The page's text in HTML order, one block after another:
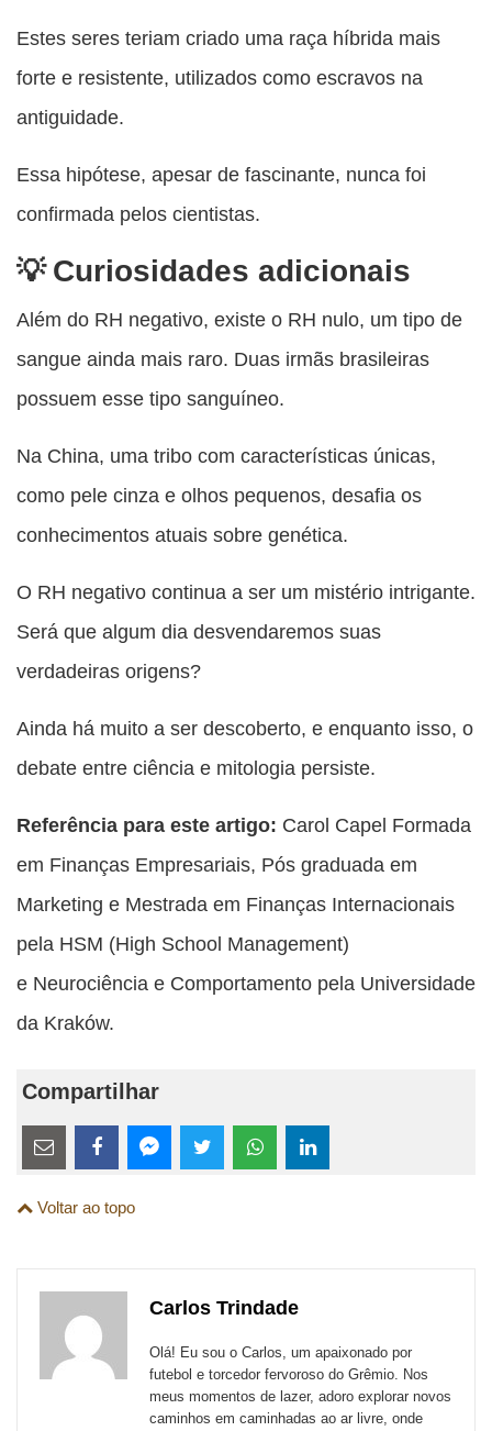
Estes seres teriam criado uma raça híbrida mais
forte e resistente, utilizados como escravos na
antiguidade.
Essa hipótese, apesar de fascinante, nunca foi
confirmada pelos cientistas.
Curiosidades adicionais
Além do RH negativo, existe o RH nulo, um tipo de
sangue ainda mais raro. Duas irmãs brasileiras
possuem esse tipo sanguíneo.
Na China, uma tribo com características únicas,
como pele cinza e olhos pequenos, desafia os
conhecimentos atuais sobre genética.
O RH negativo continua a ser um mistério intrigante.
Será que algum dia desvendaremos suas
verdadeiras origens?
Ainda há muito a ser descoberto, e enquanto isso, o
debate entre ciência e mitologia persiste.
Referência para este artigo: Carol Capel Formada
em Finanças Empresariais, Pós graduada em
Marketing e Mestrada em Finanças Internacionais
pela HSM (High School Management)
e Neurociência e Comportamento pela Universidade
da Kraków.
Compartilhar
Estes
links
são
externos
esta
Email
esta
FacebookMessenger
TwitterWhatsApp
Voltar ao topo
Carlos Trindade
Olá! Eu sou o Carlos, um apaixonado por
futebol e torcedor fervoroso do Grêmio. Nos
meus momentos de lazer, adoro explorar novos
caminhos em caminhadas ao ar livre, onde